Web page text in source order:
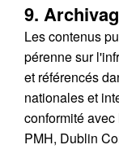
9.
Les contenus
pérenne sur
et référencés
nationales et
conformité
PMH, Dublin